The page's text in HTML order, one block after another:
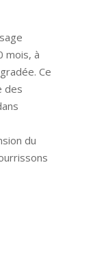
mois, à
Ce
des
du